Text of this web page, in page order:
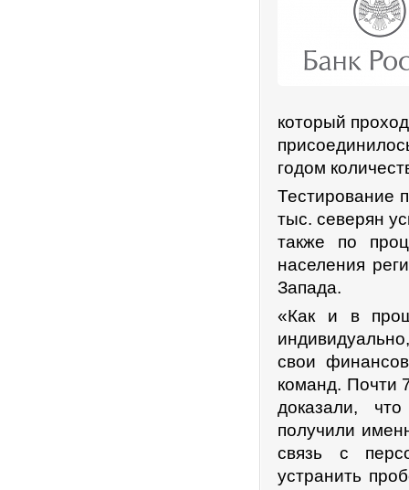
который
годом
Тестирование
тыс. северян
также по
населения
Запада.
«Как и в
свои
команд. Почти
доказали,
получили
связь с
устранить